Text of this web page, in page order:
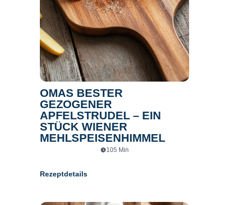
OMAS BESTER
GEZOGENER
APFELSTRUDEL – EIN
STÜCK WIENER
MEHLSPEISENHIMMEL
105 Min
Rezeptdetails